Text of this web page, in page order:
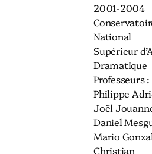
2001-2004
National
Supérieur
Dramatique
Professeurs :
Philippe
Joël
Daniel
Mario
Christian